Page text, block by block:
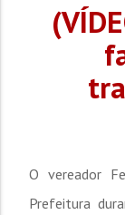
O vereador
Prefeitura